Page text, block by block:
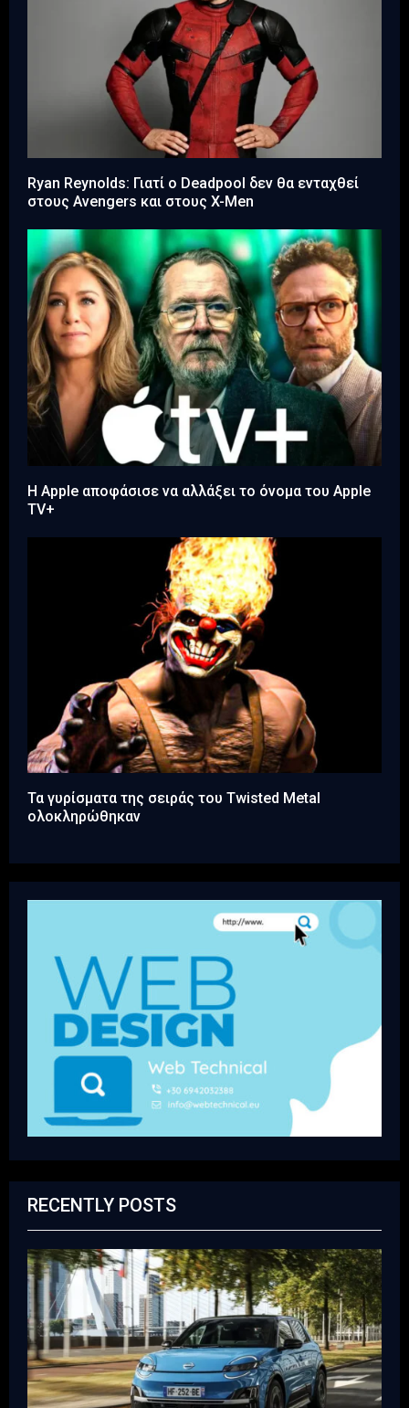
Ryan Reynolds: Γιατί ο Deadpool δεν θα ενταχθεί
στους Avengers και στους X-Men
Η Apple αποφάσισε να αλλάξει το όνομα του Apple
TV+
Τα γυρίσματα της σειράς του Twisted Metal
ολοκληρώθηκαν
RECENTLY POSTS